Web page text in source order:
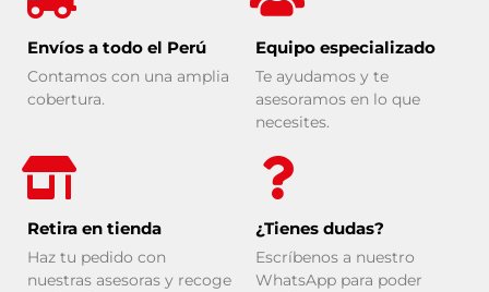
Envíos a todo el Perú
Contamos con una amplia
cobertura.
Equipo especializado
Te ayudamos y te
asesoramos en lo que
necesites.
Retira en tienda
Haz tu pedido con
nuestras asesoras y recoge
¿Tienes dudas?
Escríbenos a nuestro
WhatsApp para poder